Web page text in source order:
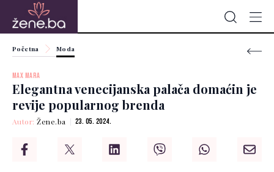
Početna Moda
MAX MARA
Elegantna venecijanska palača domaćin je
revije popularnog brenda
Autor:Žene.ba 23. 05. 2024.